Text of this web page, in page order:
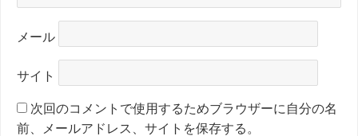
メール
サイト
次回のコメントで使用するためブラウザーに自分の名
前、メールアドレス、サイトを保存する。